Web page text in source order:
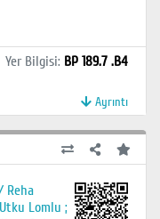
Yer Bilgisi: BP 189.7 .B4
Ayrıntı
Reha
Lomlu ;